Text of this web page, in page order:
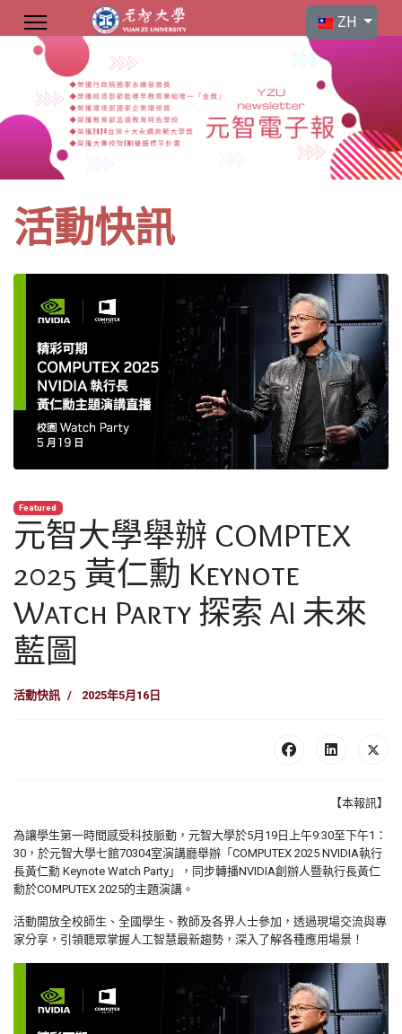
選擇你的語言
ZH
活動快訊
Featured
元智大學舉辦 COMPTEX
2025 黃仁勳 Keynote
Watch Party 探索 AI 未來
藍圖
活動快訊 2025年5月16日
【本報訊】
為讓學生第一時間感受科技脈動，元智大學於5月19日上午9:30至下午1：
30，於元智大學七館70304室演講廳舉辦「COMPUTEX 2025 NVIDIA執行
長黃仁勳 Keynote Watch Party」，同步轉播NVIDIA創辦人暨執行長黃仁
勳於COMPUTEX 2025的主題演講。
活動開放全校師生、全國學生、教師及各界人士參加，透過現場交流與專
家分享，引領聽眾掌握人工智慧最新趨勢，深入了解各種應用場景！